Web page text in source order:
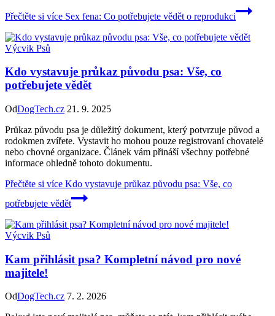
Přečtěte si více Sex fena: Co potřebujete vědět o reprodukci
Výcvik Psů
Kdo vystavuje průkaz původu psa: Vše, co
potřebujete vědět
OdDogTech.cz 21. 9. 2025
Průkaz původu psa je důležitý dokument, který potvrzuje původ a
rodokmen zvířete. Vystavit ho mohou pouze registrovaní chovatelé
nebo chovné organizace. Článek vám přináší všechny potřebné
informace ohledně tohoto dokumentu.
Přečtěte si více Kdo vystavuje průkaz původu psa: Vše, co
potřebujete vědět
Výcvik Psů
Kam přihlásit psa? Kompletní návod pro nové
majitele!
OdDogTech.cz 7. 2. 2026